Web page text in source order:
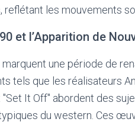
les mouvements
et l’Apparition de
une période de
tels que les réalisateurs
It Off" abordent des
du western. Ces